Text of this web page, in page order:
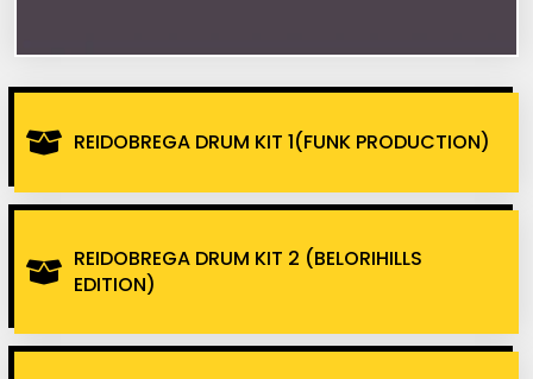
REIDOBREGA DRUM KIT 1(FUNK PRODUCTION)
REIDOBREGA DRUM KIT 2 (BELORIHILLS
EDITION)